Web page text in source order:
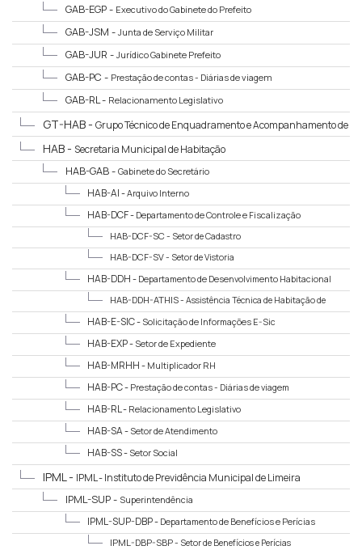
GAB-EGP - Executivo do Gabinete do Prefeito
GAB-JSM - Junta de Serviço Militar
GAB-JUR - Jurídico Gabinete Prefeito
GAB-PC - Prestação de contas - Diárias de viagem
GAB-RL - Relacionamento Legislativo
GT-HAB - Grupo Técnico de Enquadramento e Acompanhamento de
Empreendimentos Habitacionais de Interesse Social ou de Mercado Popular
HAB - Secretaria Municipal de Habitação
HAB-GAB - Gabinete do Secretário
HAB-AI -Arquivo Interno
HAB-DCF - Departamento de Controle e Fiscalização
HAB-DCF-SC - Setor de Cadastro
HAB-DCF-SV - Setor de Vistoria
HAB-DDH - Departamento de Desenvolvimento Habitacional
HAB-DDH-ATHIS - Assistência Técnica de Habitação de
Interesse Social
HAB-E-SIC - Solicitação de Informações E-Sic
HAB-EXP - Setor de Expediente
HAB-MRHH - Multiplicador RH
HAB-PC - Prestação de contas - Diárias de viagem
HAB-RL - Relacionamento Legislativo
HAB-SA - Setor de Atendimento
HAB-SS - Setor Social
IPML - IPML - Instituto de Previdência Municipal de Limeira
IPML-SUP - Superintendência
IPML-SUP-DBP - Departamento de Benefícios e Perícias
IPML-DBP-SBP - Setor de Benefícios e Perícias